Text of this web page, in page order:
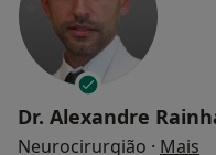
Dr. Alexandre
Neurocirurgião · Mais